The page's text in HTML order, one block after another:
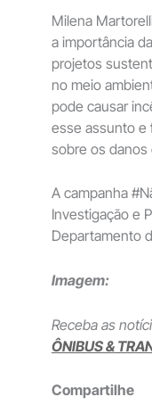
Milena
a importância
projetos
no meio
pode causar
esse assunto e
sobre os danos
A campanha
Investigação e
Departamento
Imagem:
Receba as
ÔNIBUS &
Compartilhe